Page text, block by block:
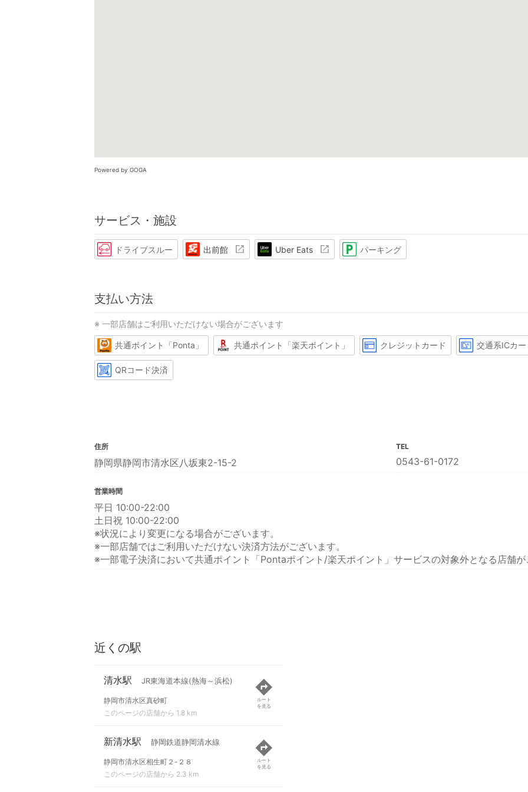
Powered by GOGA
サービス・施設
ドライブスルー 出前館 Uber Eats パーキング
支払い方法
※ 一部店舗はご利用いただけない場合がございます
共通ポイント「Ponta」 共通ポイント「楽天ポイント」 クレジットカード 交通系ICカー
QRコード決済
住所
静岡県静岡市清水区八坂東2-15-2
TEL
0543-61-0172
営業時間
平日 10:00-22:00
土日祝 10:00-22:00
※状況により変更になる場合がございます。
※一部店舗ではご利用いただけない決済方法がございます。
※一部電子決済において共通ポイント「Pontaポイント/楽天ポイント」サービスの対象外となる店舗が
近くの駅
清水駅 JR東海道本線(熱海～浜松)
静岡市清水区真砂町
このページの店舗から 1.8 km
ルート
を見る
新清水駅 静岡鉄道静岡清水線
静岡市清水区相生町２-２８
このページの店舗から 2.3 km
ルート
を見る